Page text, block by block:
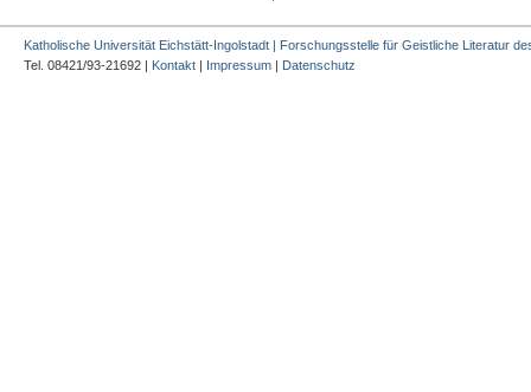
Katholische Universität Eichstätt-Ingolstadt | Forschungsstelle für Geistliche Literatur
Tel. 08421/93-21692 | Kontakt | Impressum | Datenschutz